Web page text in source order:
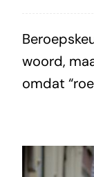
woord,
omdat